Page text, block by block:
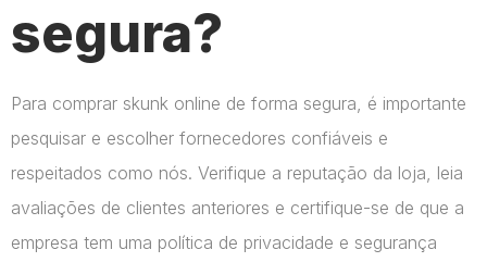
segura?
Para comprar skunk online de forma segura, é importante
pesquisar e escolher fornecedores confiáveis e
respeitados como nós. Verifique a reputação da loja, leia
avaliações de clientes anteriores e certifique-se de que a
empresa tem uma política de privacidade e segurança